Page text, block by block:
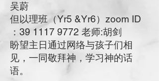
吴蔚
但以理班（Yr5 &Yr6）zoom ID
：39 1117 9772 老师:胡剑
盼望主日通过网络与孩子们相
见，一同敬拜神，学习神的话
语。